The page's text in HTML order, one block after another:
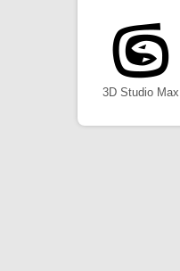
3D Studio Max